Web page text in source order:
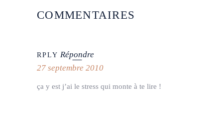
COMMENTAIRES
RPLY Répondre
27 septembre 2010
ça y est j’ai le stress qui monte à te lire !